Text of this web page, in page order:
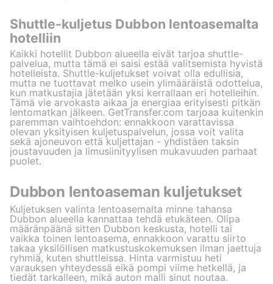
Shuttle-kuljetus Dubbon lentoasemalta
hotelliin
Kaikki hotellit Dubbon alueella eivät tarjoa shuttle-
palvelua, mutta tämä ei saisi estää valitsemista hyvistä
hotelleista. Shuttle-kuljetukset voivat olla edullisia,
mutta ne tuottavat melko usein ylimääräistä odottelua,
kun matkustajia jätetään yksi kerrallaan eri hotelleihin.
Tämä vie arvokasta aikaa ja energiaa erityisesti pitkän
lentomatkan jälkeen. GetTransfer.com tarjoaa kuitenkin
paremman vaihtoehdon: ennakkoon varattavissa
olevan yksityisen kuljetuspalvelun, jossa voit valita
sekä ajoneuvon että kuljettajan - yhdistäen taksin
joustavuuden ja limusiinityylisen mukavuuden parhaat
puolet.
Dubbon lentoaseman kuljetukset
Kuljetuksen valinta lentoasemalta minne tahansa
Dubbon alueella kannattaa tehdä etukäteen. Olipa
määränpäänä sitten Dubbon keskusta, hotelli tai
vaikka toinen lentoasema, ennakkoon varattu siirto
takaa yksilöllisen matkustuskokemuksen ilman jaettuja
ryhmiä, kuten shuttleissa. Hinta varmistuu heti
varauksen yhteydessä eikä pompi viime hetkellä, ja
tiedät tarkalleen, mikä auton malli sinut noutaa.